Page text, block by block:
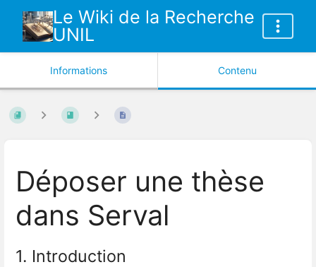
Le Wiki de la Recherche
UNIL
Informations Contenu
Déposer une thèse
dans Serval
1. Introduction